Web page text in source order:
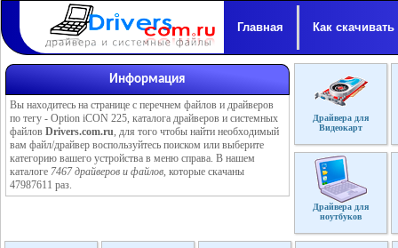
Главная Как скачивать
Информация
Вы находитесь на странице с перечнем файлов и драйверов
по тегу - Option iCON 225, каталога драйверов и системных
файлов Drivers.com.ru, для того чтобы найти необходимый
вам файл/драйвер воспользуйтесь поиском или выберите
категорию вашего устройства в меню справа. В нашем
каталоге 7467 драйверов и файлов, которые скачаны
47987611 раз.
Драйвера для
Видеокарт
Драйвера для
ноутбуков